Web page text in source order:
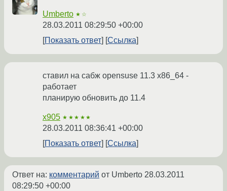
Umberto ★☆
28.03.2011 08:29:50 +00:00
Показать ответ
Ссылка
ставил на сабж opensuse 11.3 x86_64 -
работает
планирую обновить до 11.4
x905 ★★★★★
28.03.2011 08:36:41 +00:00
Показать ответ
Ссылка
Ответ на: комментарий от Umberto 28.03.2011
08:29:50 +00:00